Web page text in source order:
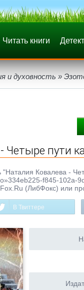
Читать книги
и духовность »
Четыре пути
"Наталия Ковалева -
f845-
(ЛибФокс) или
В Твиттере